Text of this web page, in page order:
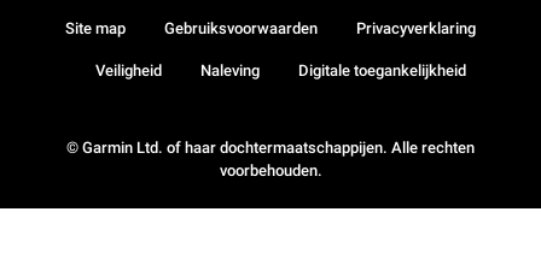
© Garmin Ltd. of haar dochtermaatschappijen. Alle rechten
voorbehouden.
Site map Gebruiksvoorwaarden Privacyverklaring
Veiligheid Naleving Digitale toegankelijkheid